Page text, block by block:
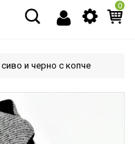
0
и черно с копче